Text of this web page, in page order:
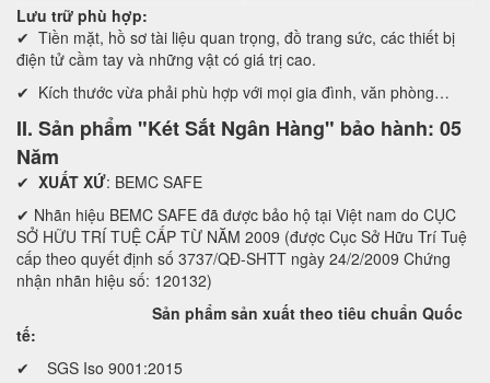
Lưu trữ phù hợp:
✔ Tiền mặt, hồ sơ tài liệu quan trọng, đồ trang sức, các thiết bị
điện tử cầm tay và những vật có giá trị cao.
✔ Kích thước vừa phải phù hợp với mọi gia đình, văn phòng…
II. Sản phẩm "Két Sắt Ngân Hàng" bảo hành: 05
Năm
✔ XUẤT XỨ: BEMC SAFE
✔ Nhãn hiệu BEMC SAFE đã được bảo hộ tại Việt nam do CỤC
SỞ HỮU TRÍ TUỆ CẤP TỪ NĂM 2009 (được Cục Sở Hữu Trí Tuệ
cấp theo quyết định số 3737/QĐ-SHTT ngày 24/2/2009 Chứng
nhận nhãn hiệu số: 120132)
Sản phẩm sản xuất theo tiêu chuẩn Quốc
tế:
✔ SGS Iso 9001:2015